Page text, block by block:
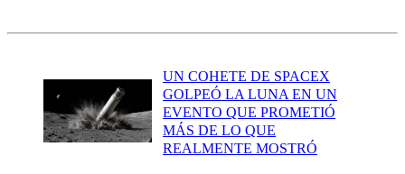
UN COHETE DE SPACEX
GOLPEÓ LA LUNA EN UN
EVENTO QUE PROMETIÓ
MÁS DE LO QUE
REALMENTE MOSTRÓ